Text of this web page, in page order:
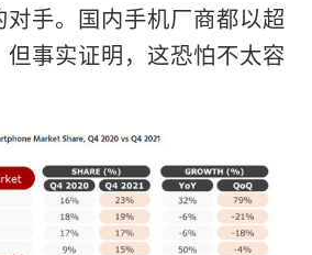
手。国内手机厂商都以超
事实证明，这恐怕不太容